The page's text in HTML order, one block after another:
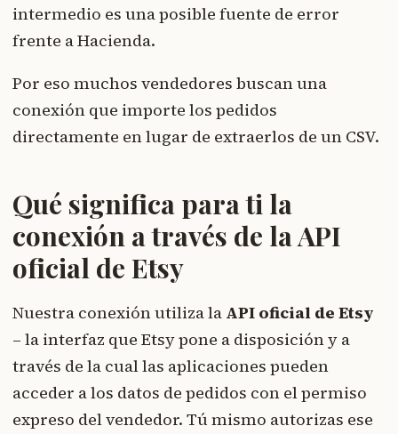
intermedio es una posible fuente de error
frente a Hacienda.
Por eso muchos vendedores buscan una
conexión que importe los pedidos
directamente en lugar de extraerlos de un CSV.
Qué significa para ti la
conexión a través de la API
oficial de Etsy
Nuestra conexión utiliza la API oficial de Etsy
– la interfaz que Etsy pone a disposición y a
través de la cual las aplicaciones pueden
acceder a los datos de pedidos con el permiso
expreso del vendedor. Tú mismo autorizas ese